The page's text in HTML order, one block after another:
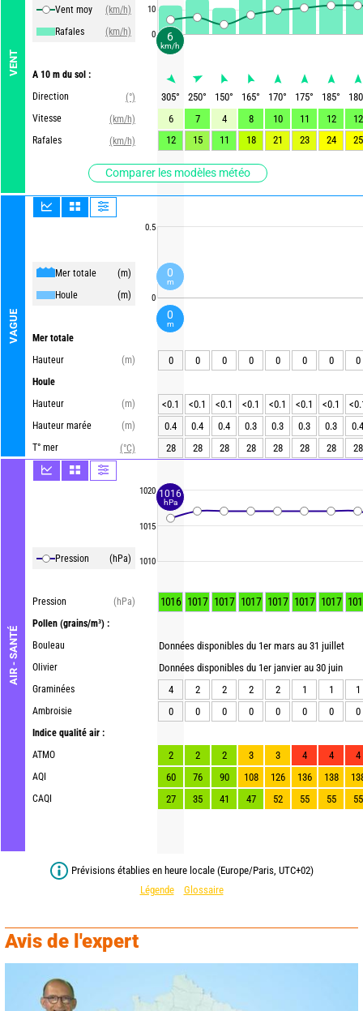
VENT
Vent moy
(km/h)
Rafales
(km/h)
A 10 m du sol :
Direction
(°)
Vitesse
(km/h)
Rafales
(km/h)
Comparer les modèles météo
VAGUE
Mer totale
(m)
Houle
(m)
Mer totale
Hauteur
(m)
Houle
Hauteur
(m)
Hauteur marée
(m)
T° mer
(°C)
AIR - SANTÉ
Pression (hPa)
Pression
(hPa)
Pollen (grains/m³) :
Bouleau
Olivier
Graminées
Ambroisie
Indice qualité air :
ATMO
AQI
CAQI
10
0
0.5
0
1020
1015
1010
305° 250° 150° 165° 170° 175° 185°
180
6
7 4 8 10 11 12
12
12
15 11 18 21 23 24 25
0 0 0 0 0 0 0 0
<0.1 <0.1 <0.1 <0.1 <0.1 <0.1 <0.1
0.4
0.4 0.4 0.3 0.3 0.3 0.3
0.4
28
28 28 28 28 28 28 28
1016 1017 1017 1017 1017 1017 1017
Données disponibles du 1er mars au 31 juillet
Données disponibles du 1er janvier au 30 juin
4
2 2 2 2 1 1
1
0
0 0 0 0 0 0 0
2 2 2 3 3 4 4
4
60
76 90 108 126 136 138
27
35 41 47 52 55 55 55
Prévisions établies en heure locale (Europe/Paris, UTC+02)
Légende
Glossaire
Avis de l'expert
6
km/h
0
m
0
m
1016
hPa